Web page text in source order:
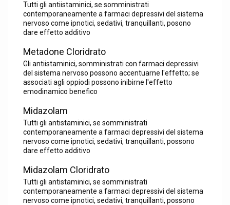
Tutti gli antiistaminici, se somministrati
contemporaneamente a farmaci depressivi del sistema
nervoso come ipnotici, sedativi, tranquillanti, posono
dare effetto additivo
Metadone Cloridrato
Gli antiistaminici, somministrati con farmaci depressivi
del sistema nervoso possono accentuarne l'effetto; se
associati agli oppiodi possono inibirne l'effetto
emodinamico benefico
Midazolam
Tutti gli antistaminici, se somministrati
contemporaneamente a farmaci depressivi del sistema
nervoso come ipnotici, sedativi, tranquillanti, possono
dare effetto additivo
Midazolam Cloridrato
Tutti gli antistaminici, se somministrati
contemporaneamente a farmaci depressivi del sistema
nervoso come ipnotici, sedativi, tranquillanti, possono